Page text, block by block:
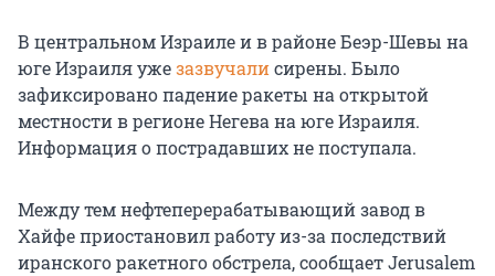
В центральном Израиле и в районе Беэр-Шевы на
юге Израиля ужезазвучалисирены. Было
зафиксировано падение ракеты на открытой
местности в регионе Негева на юге Израиля.
Информация о пострадавших не поступала.
Между тем нефтеперерабатывающий завод в
Хайфе приостановил работу из-за последствий
иранского ракетного обстрела, сообщает Jerusalem